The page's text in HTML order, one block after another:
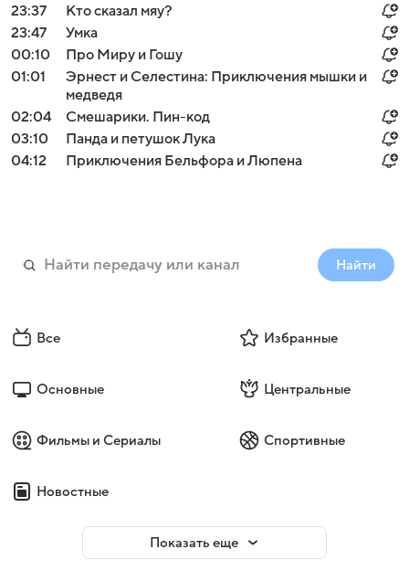
23:37
Кто сказал мяу?
23:47
Умка
00:10
Про Миру и Гошу
01:01
Эрнест и Селестина: Приключения мышки и
медведя
02:04
Смешарики. Пин-код
03:10
Панда и петушок Лука
04:12
Приключения Бельфора и Люпена
Найти
Все Избранные
Основные Центральные
Фильмы и Сериалы Спортивные
Новостные
Показать еще